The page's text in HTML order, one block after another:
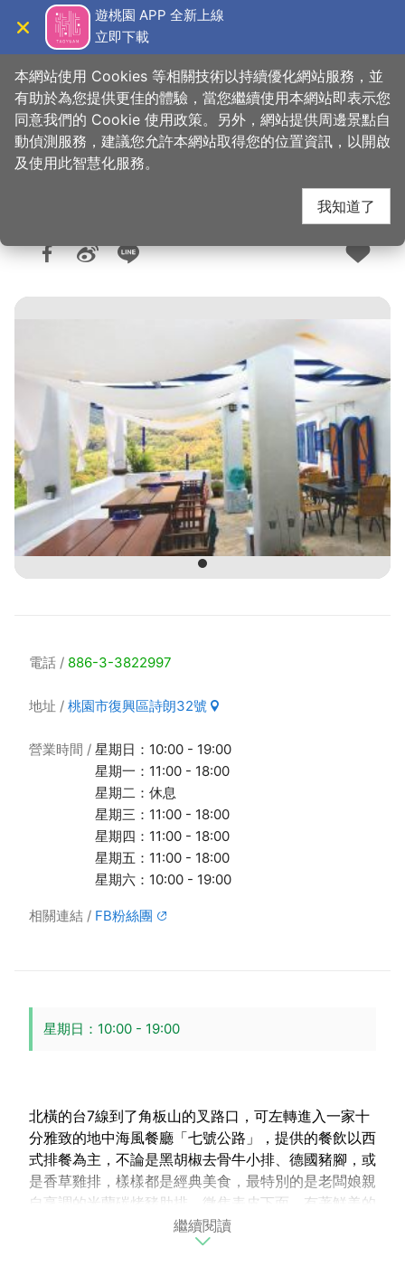
主
遊桃園 APP 全新上線
立即下載
首頁 > 想去的地方 > 美食、購物 > 美食快搜
七號公路義式咖啡館
人氣：1.6萬
電話 886-3-3822997
地址 桃園市復興區詩朗32號
營業時間
星期日：10:00 - 19:00
星期一：11:00 - 18:00
星期二：休息
星期三：11:00 - 18:00
星期四：11:00 - 18:00
星期五：11:00 - 18:00
星期六：10:00 - 19:00
相關連結 FB粉絲團
星期日：10:00 - 19:00
北橫的台7線到了角板山的叉路口，可左轉進入一家十
分雅致的地中海風餐廳「七號公路」，提供的餐飲以西
式排餐為主，不論是黑胡椒去骨牛小排、德國豬腳，或
是香草雞排，樣樣都是經典美食，最特別的是老闆娘親
自烹調的米蘭碳烤豬肋排，微焦表皮下面，有著鮮美的
肉感，讓人回味無窮！除了品嚐美食，您可以選擇靠近
溪谷的庭院座椅，欣賞山稜的美麗景觀，讓味覺、視覺
繼續閱讀
本網站使用 Cookies 等相關技術以持續優化網站服務，並
有助於為您提供更佳的體驗，當您繼續使用本網站即表示您
同意我們的 Cookie 使用政策。另外，網站提供周邊景點自
動偵測服務，建議您允許本網站取得您的位置資訊，以開啟
及使用此智慧化服務。
我知道了